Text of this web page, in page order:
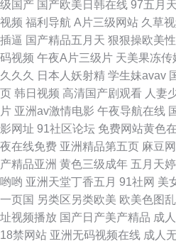
人 男人天堂黄色 91美女内射视频 美女肏
利在线导航视频 欧美成在线网址 91色啦
日韩一区精品 www干老女人com 色欲久
网址欧美 欧美AA色影院 免费福利A片导
卡午夜东京热 91打屁股网站 欧美日韩另
福利网婷婷 东方在
级国产 国产欧美日韩在线 97五月
视频 福利导航 A片三级网站 久草
插逼 国产精品五月天 狠狠操欧美
码视频 午夜A片三级片 天美果冻传
久久久
日本人妖射精 学生妹avav
页 韩日视频 高清国产剧观看 人妻
片 亚洲av激情电影 午夜导航在线
影网址 91社区论坛 免费网站黄色
夜在线免费 亚洲精品第五页 麻豆
产精品亚洲 黄色三级成年 五月天
哟哟 亚洲天堂丁香五月 91社网 美
一页国 另类区另类欧美 欧美色图
址视频播放 国产日产美产精品 成
18禁网站 亚洲无码视频在线 成人